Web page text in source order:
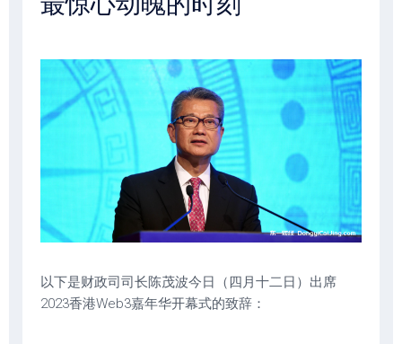
以下是财政司司长陈茂波今日（四月十二日）出席
2023香港Web3嘉年华开幕式的致辞：